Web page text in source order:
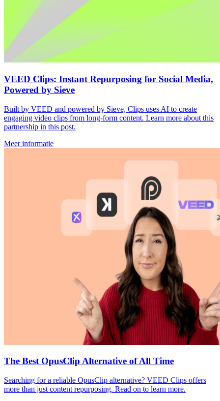
VEED Clips: Instant Repurposing for Social Media,
Powered by Sieve
Built by VEED and powered by Sieve, Clips uses AI to create
engaging video clips from long-form content. Learn more about this
partnership in this post.
Meer informatie
The Best OpusClip Alternative of All Time
Searching for a reliable OpusClip alternative? VEED Clips offers
more than just content repurposing. Read on to learn more.